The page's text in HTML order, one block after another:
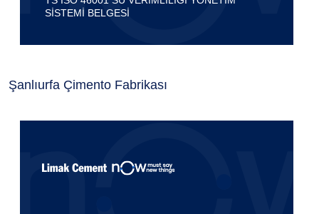
SİSTEMİ BELGESİ
Şanlıurfa Çimento Fabrikası